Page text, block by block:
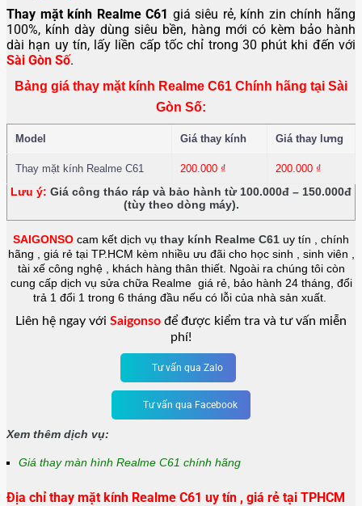
Thay mặt kính Realme C61 giá siêu rẻ, kính zin chính hãng
100%, kính dày dùng siêu bền, hàng mới có kèm bảo hành
dài hạn uy tín, lấy liền cấp tốc chỉ trong 30 phút khi đến với
Sài Gòn Số.
Bảng giá thay mặt kính Realme C61 Chính hãng tại Sài
Gòn Số:
Model Giá thay kính Giá thay lưng
Thay mặt kính Realme C61 200.000 ₫ 200.000 ₫
Lưu ý: Giá công tháo ráp và bảo hành từ 100.000đ – 150.000đ
(tùy theo dòng máy).
SAIGONSO cam kết dịch vụ thay kính Realme C61 uy tín , chính
hãng , giá rẻ tại TP.HCM kèm nhiều ưu đãi cho học sinh , sinh viên ,
tài xế công nghệ , khách hàng thân thiết. Ngoài ra chúng tôi còn
cung cấp dịch vụ sửa chữa Realme giá rẻ, bảo hành 24 tháng, đổi
trả 1 đổi 1 trong 6 tháng đầu nếu có lỗi của nhà sản xuất.
Liên hệ ngay với Saigonso để được kiểm tra và tư vấn miễn
phí!
Tư vấn qua Zalo
Tư vấn qua Facebook
Xem thêm dịch vụ:
Giá thay màn hình Realme C61 chính hãng
Địa chỉ thay mặt kính Realme C61 uy tín , giá rẻ tại TPHCM